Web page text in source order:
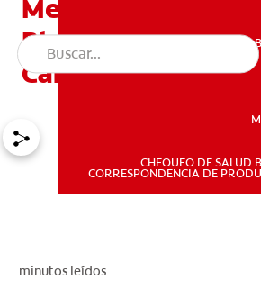
SALUD
CHEQUEO DE SALUD
CORRESPONDENCIA DE
Mejorando Mi
Blanqueamiento
Carillas
minutos leídos